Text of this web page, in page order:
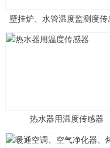
壁挂炉、水管温度监测度传
热水器用温度传感器